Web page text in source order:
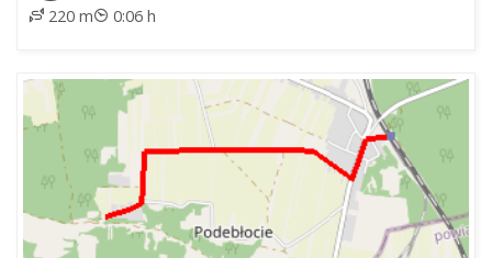
220 m 0:06 h